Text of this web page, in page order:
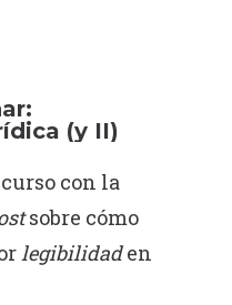
(y II)
con la
sobre cómo
legibilidaden